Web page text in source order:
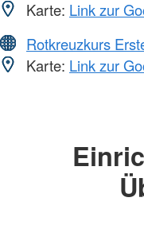
Karte: Link zur
Rotkreuzkurs
Karte: Link zur